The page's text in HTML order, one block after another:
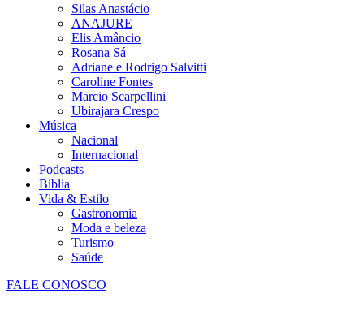
Silas Anastácio
ANAJURE
Elis Amâncio
Rosana Sá
Adriane e Rodrigo Salvitti
Caroline Fontes
Marcio Scarpellini
Ubirajara Crespo
Música
Nacional
Internacional
Podcasts
Bíblia
Vida & Estilo
Gastronomia
Moda e beleza
Turismo
Saúde
FALE CONOSCO